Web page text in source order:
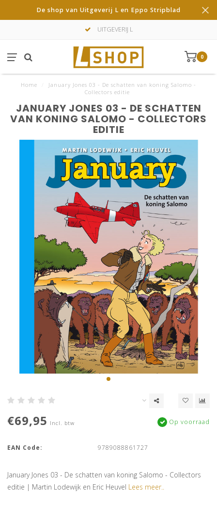
De shop van Uitgeverij L en Eppo Stripblad
UITGEVERIJ L
0
Home
January Jones 03 - De schatten van koning Salomo -
Collectors editie
JANUARY JONES 03 - DE SCHATTEN
VAN KONING SALOMO - COLLECTORS
EDITIE
€69,95 Incl. btw Op voorraad
EAN Code: 9789088861727
January Jones 03 - De schatten van koning Salomo - Collectors
editie | Martin Lodewijk en Eric Heuvel Lees meer..